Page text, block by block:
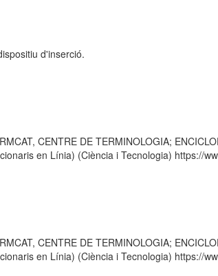
d'inserció.
CENTRE DE TERMINOLOGIA;
en Línia) (Ciència i Tecnologia) https://
CENTRE DE TERMINOLOGIA;
en Línia) (Ciència i Tecnologia) https://